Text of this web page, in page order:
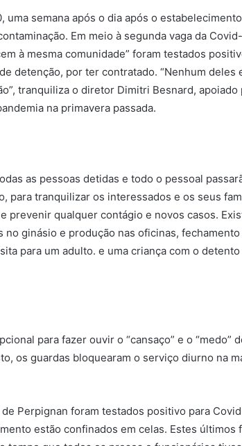
semana após o dia após o
Em meio à segunda vaga da
à mesma comunidade” foram testados
por ter contratado. “Nenhum deles
tranquiliza o diretor Dimitri Besnard, apoiado
na primavera passada.
as pessoas detidas e todo o pessoal
para tranquilizar os interessados ​​e os seus
qualquer contágio e novos casos.
ginásio e produção nas oficinas,
para um adulto. e uma criança com o
para fazer ouvir o “cansaço” e o “medo”
os guardas bloquearam o serviço diurno na
Perpignan foram testados positivo para
estão confinados em celas. Estes últimos